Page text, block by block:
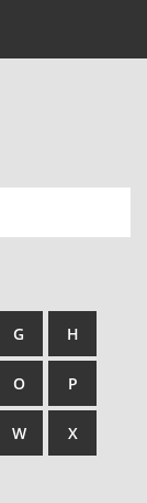
G H
O P
W X